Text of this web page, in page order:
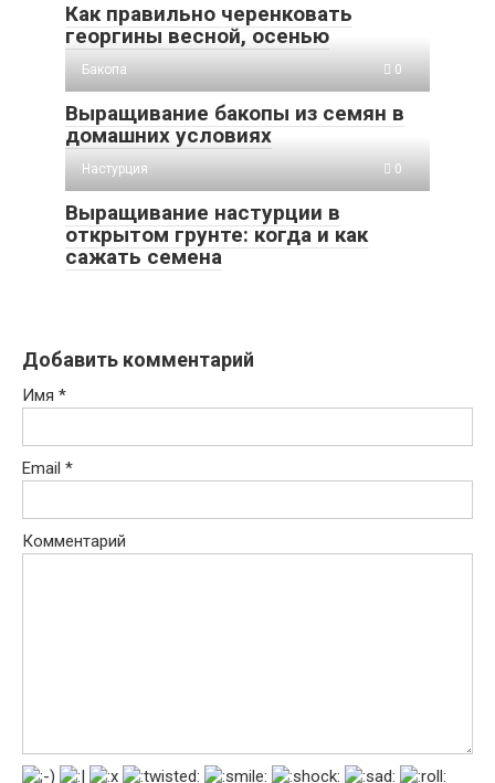
Как правильно черенковать
георгины весной, осенью
Бакопа 0
Выращивание бакопы из семян в
домашних условиях
Настурция 0
Выращивание настурции в
открытом грунте: когда и как
сажать семена
Добавить комментарий
Имя *
Email *
Комментарий